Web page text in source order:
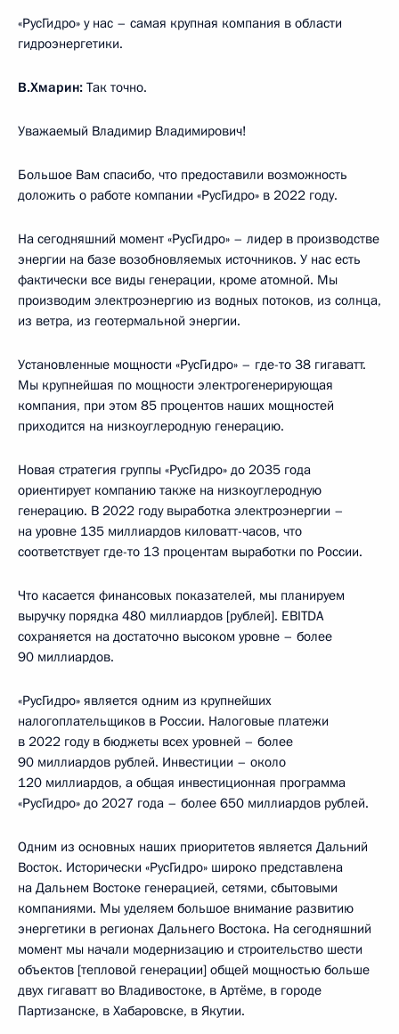
«РусГидро» у нас – самая крупная компания в области
гидроэнергетики.
В.Хмарин: Так точно.
Уважаемый Владимир Владимирович!
Большое Вам спасибо, что предоставили возможность
доложить о работе компании «РусГидро» в 2022 году.
На сегодняшний момент «РусГидро» – лидер в производстве
энергии на базе возобновляемых источников. У нас есть
фактически все виды генерации, кроме атомной. Мы
производим электроэнергию из водных потоков, из солнца,
из ветра, из геотермальной энергии.
Установленные мощности «РусГидро» – где-то 38 гигаватт.
Мы крупнейшая по мощности электрогенерирующая
компания, при этом 85 процентов наших мощностей
приходится на низкоуглеродную генерацию.
Новая стратегия группы «РусГидро» до 2035 года
ориентирует компанию также на низкоуглеродную
генерацию. В 2022 году выработка электроэнергии –
на уровне 135 миллиардов киловатт-часов, что
соответствует где-то 13 процентам выработки по России.
Что касается финансовых показателей, мы планируем
выручку порядка 480 миллиардов [рублей]. EBITDA
сохраняется на достаточно высоком уровне – более
90 миллиардов.
«РусГидро» является одним из крупнейших
налогоплательщиков в России. Налоговые платежи
в 2022 году в бюджеты всех уровней – более
90 миллиардов рублей. Инвестиции – около
120 миллиардов, а общая инвестиционная программа
«РусГидро» до 2027 года – более 650 миллиардов рублей.
Одним из основных наших приоритетов является Дальний
Восток. Исторически «РусГидро» широко представлена
на Дальнем Востоке генерацией, сетями, сбытовыми
компаниями. Мы уделяем большое внимание развитию
энергетики в регионах Дальнего Востока. На сегодняшний
момент мы начали модернизацию и строительство шести
объектов [тепловой генерации] общей мощностью больше
двух гигаватт во Владивостоке, в Артёме, в городе
Партизанске, в Хабаровске, в Якутии.